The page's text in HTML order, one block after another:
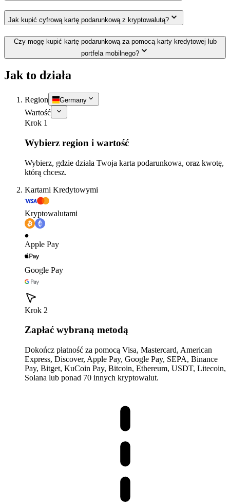
Jak kupić cyfrową kartę podarunkową z kryptowalutą?
Czy mogę kupić kartę podarunkową za pomocą karty kredytowej lub
portfela mobilnego?
Jak to działa
Region Germany
Wartość
Krok 1
Wybierz region i wartość
Wybierz, gdzie działa Twoja karta podarunkowa, oraz kwotę,
którą chcesz.
Kartami Kredytowymi
Kryptowalutami
Apple Pay
Google Pay
Krok 2
Zapłać wybraną metodą
Dokończ płatność za pomocą Visa, Mastercard, American
Express, Discover, Apple Pay, Google Pay, SEPA, Binance
Pay, Bitget, KuCoin Pay, Bitcoin, Ethereum, USDT, Litecoin,
Solana lub ponad 70 innych kryptowalut.